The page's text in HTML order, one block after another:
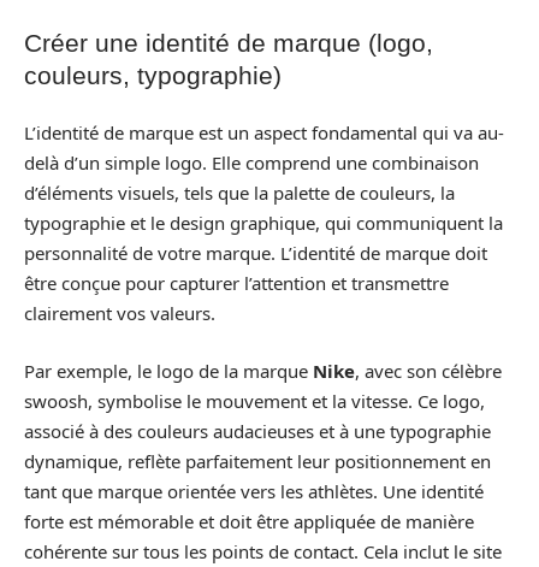
Créer une identité de marque (logo,
couleurs, typographie)
L’identité de marque est un aspect fondamental qui va au-
delà d’un simple logo. Elle comprend une combinaison
d’éléments visuels, tels que la palette de couleurs, la
typographie et le design graphique, qui communiquent la
personnalité de votre marque. L’identité de marque doit
être conçue pour capturer l’attention et transmettre
clairement vos valeurs.
Par exemple, le logo de la marque Nike, avec son célèbre
swoosh, symbolise le mouvement et la vitesse. Ce logo,
associé à des couleurs audacieuses et à une typographie
dynamique, reflète parfaitement leur positionnement en
tant que marque orientée vers les athlètes. Une identité
forte est mémorable et doit être appliquée de manière
cohérente sur tous les points de contact. Cela inclut le site